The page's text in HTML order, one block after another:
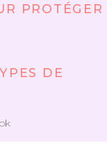
PROTÉGER
DE